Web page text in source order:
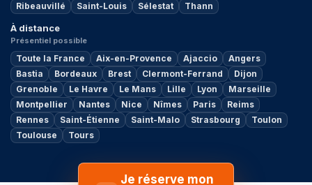
Ribeauvillé
Saint-Louis Sélestat Thann
À distance
Présentiel possible
Toute la France Aix-en-Provence Ajaccio
Angers
Bastia
Bordeaux Brest Clermont-Ferrand
Dijon
Grenoble
Le Havre Le Mans Lille Lyon
Marseille
Montpellier
Nantes Nice Nîmes Paris
Reims
Rennes
Saint-Étienne Saint-Malo Strasbourg
Toulon
Toulouse
Tours
Je réserve mon